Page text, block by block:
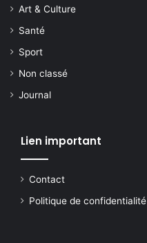
Art & Culture
Santé
Sport
Non classé
Journal
Lien important
Contact
Politique de confidentialité